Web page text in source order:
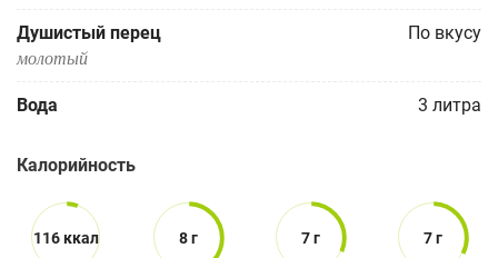
Душистый перец По вкусу
молотый
Вода 3 литра
Калорийность
116 ккал 8 г 7 г 7 г